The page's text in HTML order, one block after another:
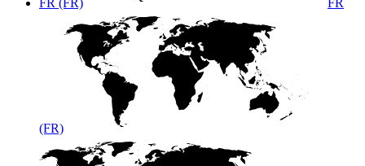
FR (FR) FR
(FR)